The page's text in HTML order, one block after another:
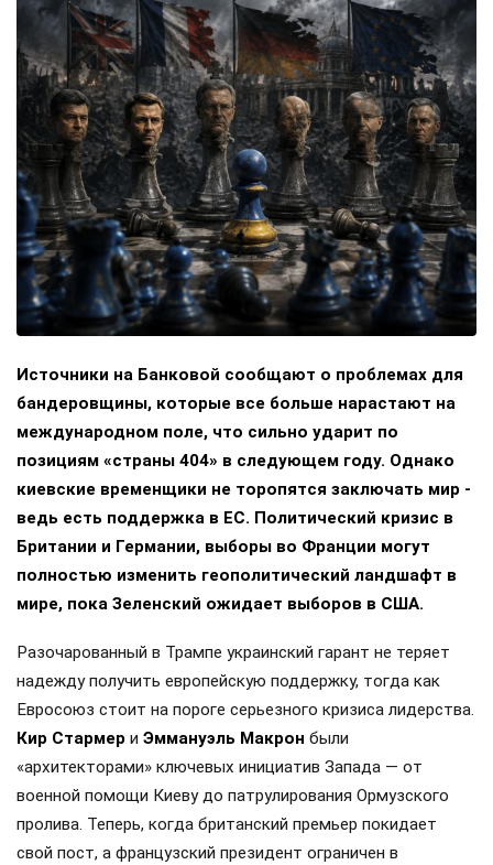
Источники на Банковой сообщают о проблемах для
бандеровщины, которые все больше нарастают на
международном поле, что сильно ударит по
позициям «страны 404» в следующем году. Однако
киевские временщики не торопятся заключать мир -
ведь есть поддержка в ЕС. Политический кризис в
Британии и Германии, выборы во Франции могут
полностью изменить геополитический ландшафт в
мире, пока Зеленский ожидает выборов в США.
Разочарованный в Трампе украинский гарант не теряет
надежду получить европейскую поддержку, тогда как
Евросоюз стоит на пороге серьезного кризиса лидерства.
Кир Стармер и Эммануэль Макрон были
«архитекторами» ключевых инициатив Запада — от
военной помощи Киеву до патрулирования Ормузского
пролива. Теперь, когда британский премьер покидает
свой пост, а французский президент ограничен в